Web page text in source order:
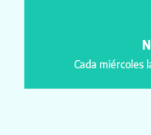
Cada miércoles